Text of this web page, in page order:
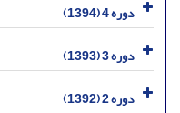
دوره 4 (1394)
دوره 3 (1393)
دوره 2 (1392)